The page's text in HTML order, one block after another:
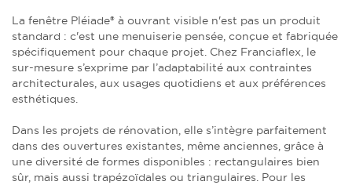
La fenêtre Pléiade® à ouvrant visible n'est pas un produit
standard : c'est une menuiserie pensée, conçue et fabriquée
spécifiquement pour chaque projet. Chez Franciaflex, le
sur-mesure s’exprime par l’adaptabilité aux contraintes
architecturales, aux usages quotidiens et aux préférences
esthétiques.
Dans les projets de rénovation, elle s’intègre parfaitement
dans des ouvertures existantes, même anciennes, grâce à
une diversité de formes disponibles : rectangulaires bien
sûr, mais aussi trapézoïdales ou triangulaires. Pour les